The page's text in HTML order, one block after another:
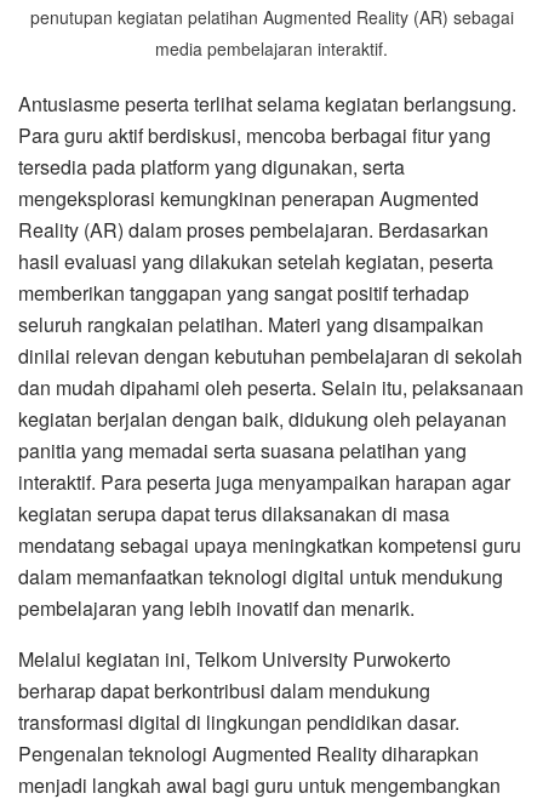
penutupan kegiatan pelatihan Augmented Reality (AR) sebagai
media pembelajaran interaktif.
Antusiasme peserta terlihat selama kegiatan berlangsung.
Para guru aktif berdiskusi, mencoba berbagai fitur yang
tersedia pada platform yang digunakan, serta
mengeksplorasi kemungkinan penerapan Augmented
Reality (AR) dalam proses pembelajaran. Berdasarkan
hasil evaluasi yang dilakukan setelah kegiatan, peserta
memberikan tanggapan yang sangat positif terhadap
seluruh rangkaian pelatihan. Materi yang disampaikan
dinilai relevan dengan kebutuhan pembelajaran di sekolah
dan mudah dipahami oleh peserta. Selain itu, pelaksanaan
kegiatan berjalan dengan baik, didukung oleh pelayanan
panitia yang memadai serta suasana pelatihan yang
interaktif. Para peserta juga menyampaikan harapan agar
kegiatan serupa dapat terus dilaksanakan di masa
mendatang sebagai upaya meningkatkan kompetensi guru
dalam memanfaatkan teknologi digital untuk mendukung
pembelajaran yang lebih inovatif dan menarik.
Melalui kegiatan ini, Telkom University Purwokerto
berharap dapat berkontribusi dalam mendukung
transformasi digital di lingkungan pendidikan dasar.
Pengenalan teknologi Augmented Reality diharapkan
menjadi langkah awal bagi guru untuk mengembangkan